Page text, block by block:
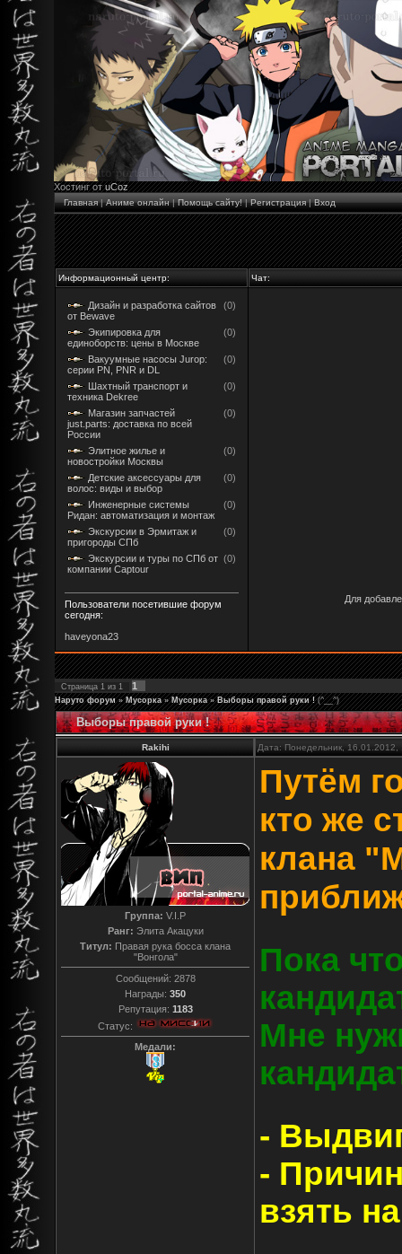
Хостинг отuCoz
Главная|Аниме онлайн|Помощь сайту!|Регистрация|Вход
Информационный центр: Чат:
Дизайн и разработка сайтов
от Bewave
(0)
Экипировка для
единоборств: цены в Москве
(0)
Вакуумные насосы Jurop:
серии PN, PNR и DL
(0)
Шахтный транспорт и
техника Dekree
(0)
Магазин запчастей
just.parts: доставка по всей
России
(0)
Элитное жилье и
новостройки Москвы
(0)
Детские аксессуары для
волос: виды и выбор
(0)
Инженерные системы
Ридан: автоматизация и монтаж
(0)
Экскурсии в Эрмитаж и
пригороды СПб
(0)
Экскурсии и туры по СПб от
компании Captour
(0)
Пользователи посетившие форум
сегодня:
haveyona23
Для
Страница 1 из 1 1
Наруто форум » Мусорка » Мусорка » Выборы правой руки ! (^__^)
Выборы правой руки !
Rakihi Дата: Понедельник,
Группа: V.I.P
Ранг: Элита Акацуки
Титул: Правая рука босса клана
"Вонгола"
Сообщений: 2878
Награды: 350
Репутация: 1183
Статус:
Медали:
Путём
кто же
клана
Пока
Мне
-
-
взять